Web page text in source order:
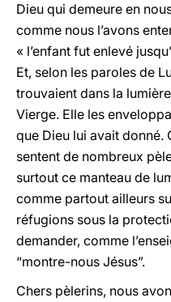
Dieu qui demeure en
comme nous l’avons
« l’enfant fut enlevé
Et, selon les paroles de
trouvaient dans la
Vierge. Elle les
que Dieu lui avait donné.
sentent de nombreux
surtout ce manteau de
comme partout ailleurs
réfugions sous la
demander, comme
“montre-nous Jésus”.
Chers pèlerins, nous